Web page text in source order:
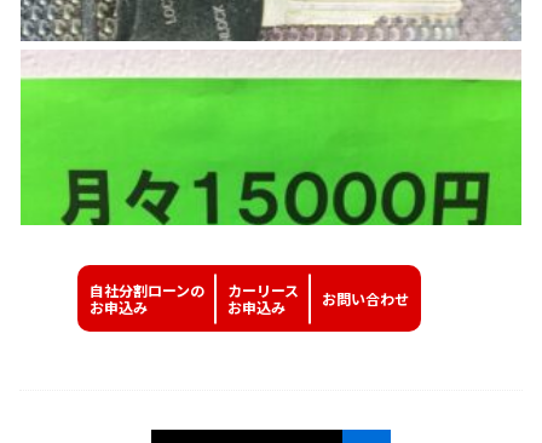
自社分割ローンの
お申込み
カーリース
お申込み
お問い合わせ